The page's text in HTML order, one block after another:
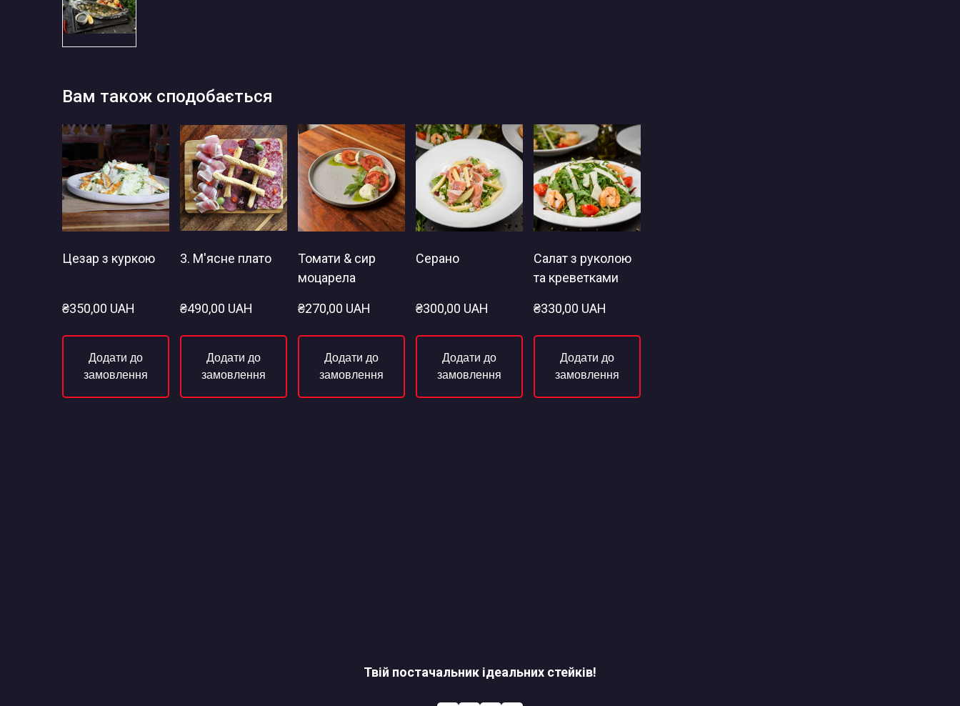
Вам також сподобається
Цезар з куркою
₴350,00 UAH
Додати до
замовлення
3. М'ясне плато
₴490,00 UAH
Додати до
замовлення
Томати & сир
моцарела
₴270,00 UAH
Додати до
замовлення
Серано
₴300,00 UAH
Додати до
замовлення
Салат з руколою
та креветками
₴330,00 UAH
Додати до
замовлення
Твій постачальник ідеальних стейків!